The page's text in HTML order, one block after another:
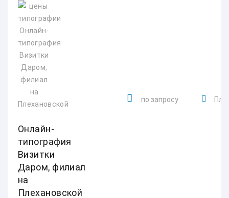
Онлайн-
типография
Визитки
Даром, филиал
на
Плехановской
по запросу